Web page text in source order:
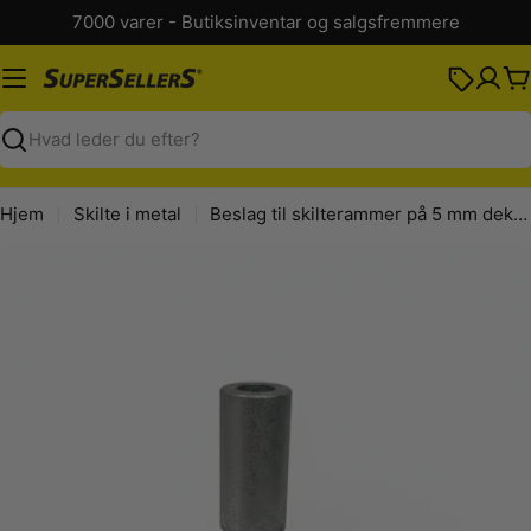
til
indhold
7000 varer - Butiksinventar og salgsfremmere
Søg
Hjem Skilte i metal
Beslag til skilterammer på 5 mm deko- og bøjlestang, galvaniseret